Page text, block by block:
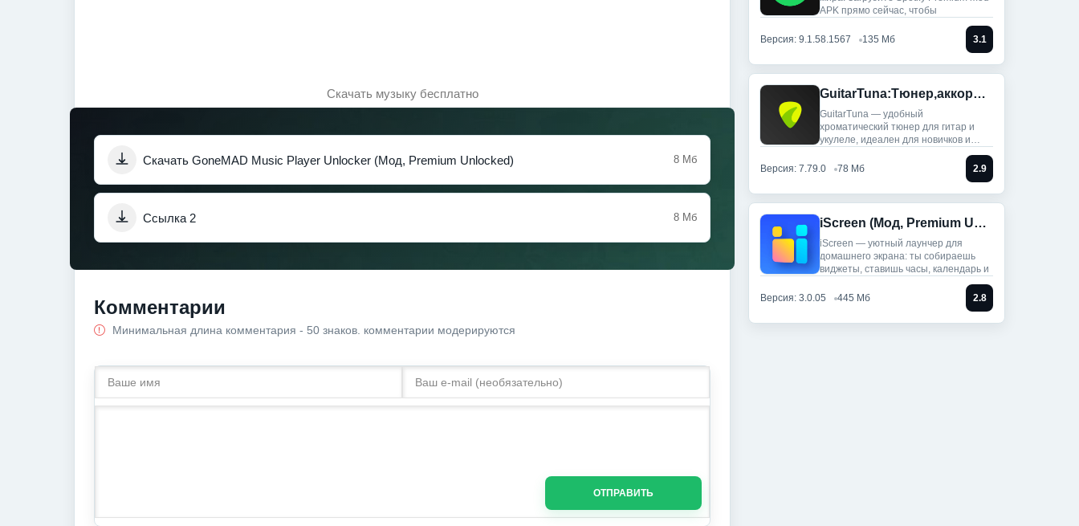
Скачать музыку бесплатно
Скачать GoneMAD Music Player Unlocker (Мод, Premium Unlocked) 8 Мб
Ссылка 2 8 Мб
Комментарии
Минимальная длина комментария - 50 знаков. комментарии модерируются
ОТПРАВИТЬ
APK прямо сейчас, чтобы
Версия: 9.1.58.1567 135 Мб 3.1
GuitarTuna:Тюнер,аккорды,песни (Мод, Premium Unlocked)
GuitarTuna — удобный
хроматический тюнер для гитар и
укулеле, идеален для новичков и
Версия: 7.79.0
78 Мб 2.9
iScreen (Мод, Premium Unlocked)
iScreen — уютный лаунчер для
домашнего экрана: ты собираешь
виджеты, ставишь часы, календарь и
Версия: 3.0.05 445 Мб 2.8